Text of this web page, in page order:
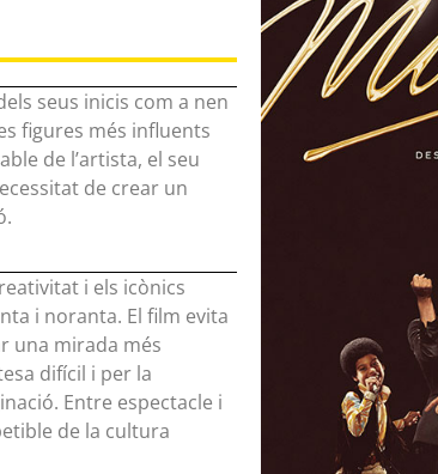
seus inicis com a nen
figures més influents
de l’artista, el seu
de crear un
i els icònics
i noranta. El film evita
una mirada més
difícil i per la
Entre espectacle i
de la cultura